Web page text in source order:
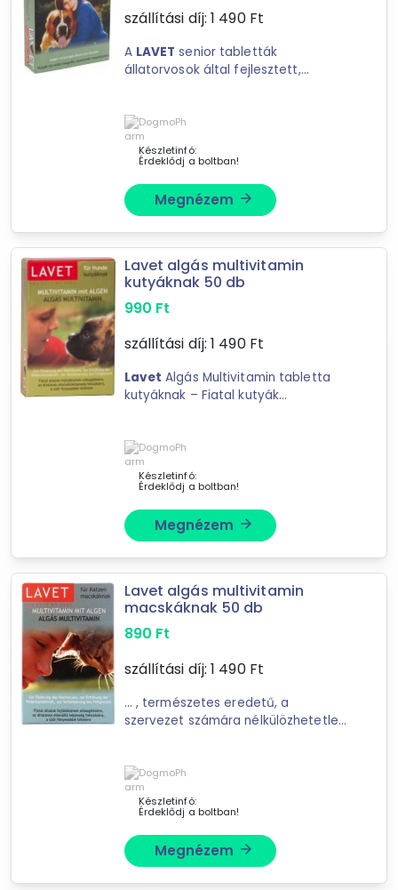
etikett, cimke
szabadtéri sütés-főzés és kiegészítői
konyhai kiegészítők
masszázsolaj, síkosító, óvszer
toner, tintapatron, festékszalag
egyéb háztartási cikk
étkező és konyha
egyéb játék
művirág, dekoráció
Kutya vitamin
Állateledel, táp
Macska vitamin
szappan, kéztisztító és kiegészítőik
Állatfelszerelés
Mást is keresel? Válogass a Depo teljes
kínálatából!
tovább válogatok »
szállítási díj: 1 490Ft
A LAVET senior tabletták
állatorvosok által fejlesztett,
tartalmazó táplálékkiegészítő.
Jellemzők: A
Készletinfó:
Érdeklődj a boltban!
Megnézem arrow_forward
Lavet algás multivitamin
kutyáknak 50 db
990 Ft
szállítási díj: 1 490Ft
Lavet Algás Multivitamin tabletta
kutyáknak – Fiatal kutyák
Készletinfó:
Érdeklődj a boltban!
Megnézem arrow_forward
Lavet algás multivitamin
macskáknak 50 db
890 Ft
szállítási díj: 1 490Ft
... , természetes eredetű, a
szervezet számára nélkülözhetetlen
multivitamin tabletta állator
Készletinfó:
Érdeklődj a boltban!
Megnézem arrow_forward